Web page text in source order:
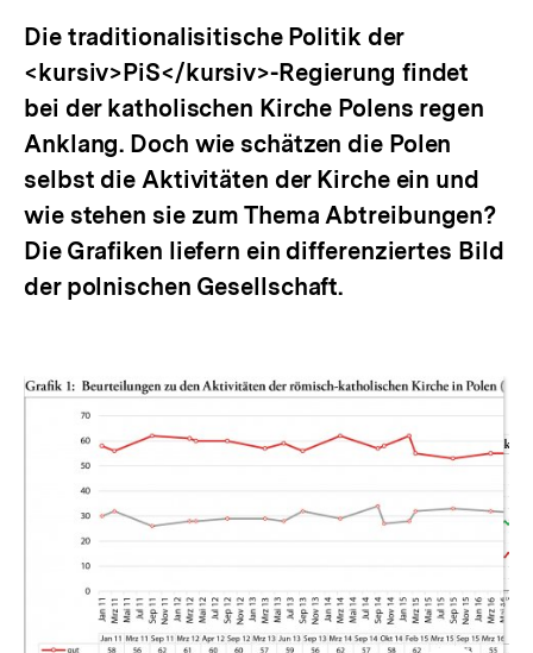
Die traditionalisitische Politik der
<kursiv>PiS</kursiv>-Regierung findet
bei der katholischen Kirche Polens regen
Anklang. Doch wie schätzen die Polen
selbst die Aktivitäten der Kirche ein und
wie stehen sie zum Thema Abtreibungen?
Die Grafiken liefern ein differenziertes Bild
der polnischen Gesellschaft.
Inhaltskarussell
überspringen